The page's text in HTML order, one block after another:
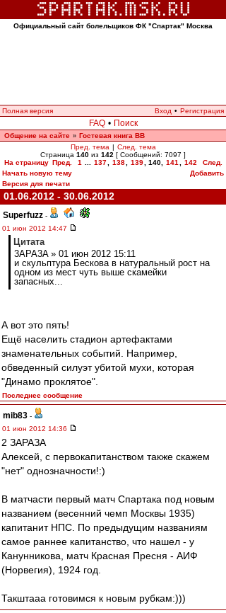
Официальный сайт болельщиков ФК "Спартак" Москва
Полная версия Вход • Регистрация
FAQ • Поиск
Общение на сайте » Гостевая книга ВВ
Пред. тема | След. тема
Страница 140 из 142 [ Сообщений: 7097 ]
На страницу Пред. 1 137 138 139 140, 141 142
След.
Начать новую тему
Добавить
Версия для печати
01.06.2012 - 30.06.2012
Superfuzz -
01 июн 2012 14:47
Цитата
3APA3A » 01 июн 2012 15:11
и скульптура Бескова в натуральный рост на
одном из мест чуть выше скамейки
запасных...
А вот это пять!
Ещё населить стадион артефактами
знаменательных событий. Например,
обведенный силуэт убитой мухи, которая
"Динамо проклятое".
Последнее сообщение
mib83 -
01 июн 2012 14:36
2 ЗАРАЗА
Алексей, с первокапитанством также скажем
"нет" однозначности!:)
В матчасти первый матч Спартака под новым
названием (весенний чемп Москвы 1935)
капитанит НПС. По предыдущим названиям
самое раннее капитанство, что нашел - у
Канунникова, матч Красная Пресня - АИФ
(Норвегия), 1924 год.
Такштааа готовимся к новым рубкам:)))